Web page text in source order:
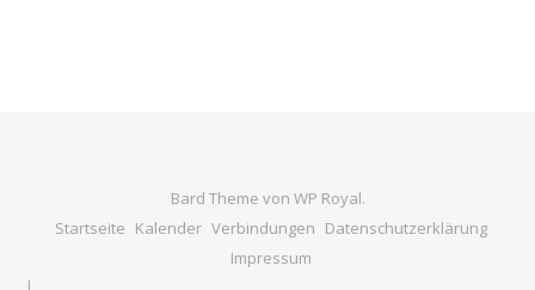
Bard Theme von WP Royal.
Startseite Kalender Verbindungen Datenschutzerklärung
Impressum